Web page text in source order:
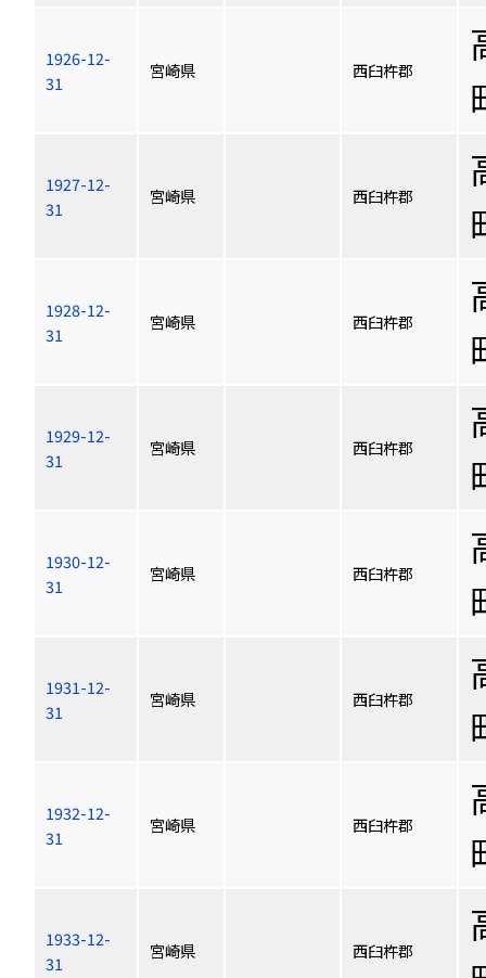
1926-12-
31
宮崎県 西臼杵郡
1927-12-
31
宮崎県 西臼杵郡
1928-12-
31
宮崎県 西臼杵郡
1929-12-
31
宮崎県 西臼杵郡
1930-12-
31
宮崎県 西臼杵郡
1931-12-
31
宮崎県 西臼杵郡
1932-12-
31
宮崎県 西臼杵郡
1933-12-
31
宮崎県 西臼杵郡